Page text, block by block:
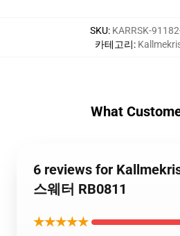
SKU: KARRSK-
카테고리:
What
6 reviews for
스웨터 RB0811
★★★★★